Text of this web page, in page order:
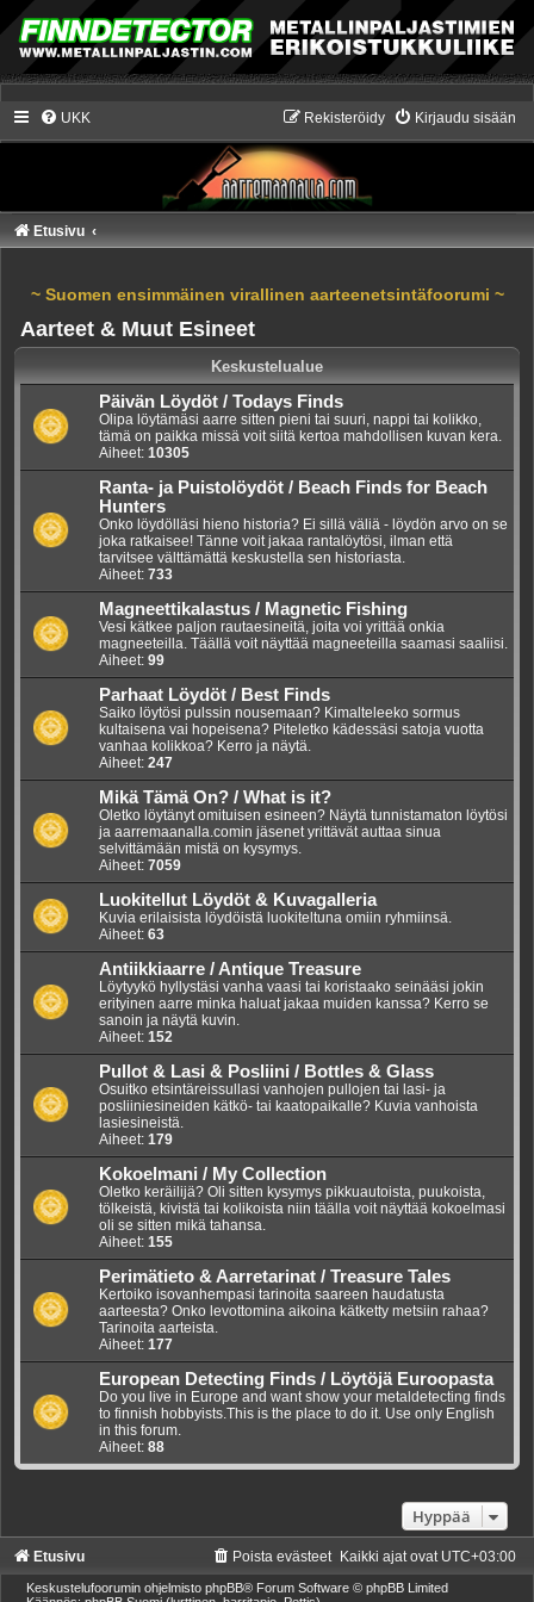
UKK Kirjaudu sisään
Rekisteröidy
Etusivu
~ Suomen ensimmäinen virallinen aarteenetsintäfoorumi ~
Aarteet & Muut Esineet
Keskustelualue
Päivän Löydöt / Todays Finds
Olipa löytämäsi aarre sitten pieni tai suuri, nappi tai kolikko,
tämä on paikka missä voit siitä kertoa mahdollisen kuvan kera.
Aiheet: 10305
Ranta- ja Puistolöydöt / Beach Finds for Beach
Hunters
Onko löydölläsi hieno historia? Ei sillä väliä - löydön arvo on se
joka ratkaisee! Tänne voit jakaa rantalöytösi, ilman että
tarvitsee välttämättä keskustella sen historiasta.
Aiheet: 733
Magneettikalastus / Magnetic Fishing
Vesi kätkee paljon rautaesineitä, joita voi yrittää onkia
magneeteilla. Täällä voit näyttää magneeteilla saamasi saaliisi.
Aiheet: 99
Parhaat Löydöt / Best Finds
Saiko löytösi pulssin nousemaan? Kimalteleeko sormus
kultaisena vai hopeisena? Piteletko kädessäsi satoja vuotta
vanhaa kolikkoa? Kerro ja näytä.
Aiheet: 247
Mikä Tämä On? / What is it?
Oletko löytänyt omituisen esineen? Näytä tunnistamaton löytösi
ja aarremaanalla.comin jäsenet yrittävät auttaa sinua
selvittämään mistä on kysymys.
Aiheet: 7059
Luokitellut Löydöt & Kuvagalleria
Kuvia erilaisista löydöistä luokiteltuna omiin ryhmiinsä.
Aiheet: 63
Antiikkiaarre / Antique Treasure
Löytyykö hyllystäsi vanha vaasi tai koristaako seinääsi jokin
erityinen aarre minka haluat jakaa muiden kanssa? Kerro se
sanoin ja näytä kuvin.
Aiheet: 152
Pullot & Lasi & Posliini / Bottles & Glass
Osuitko etsintäreissullasi vanhojen pullojen tai lasi- ja
posliiniesineiden kätkö- tai kaatopaikalle? Kuvia vanhoista
lasiesineistä.
Aiheet: 179
Kokoelmani / My Collection
Oletko keräilijä? Oli sitten kysymys pikkuautoista, puukoista,
tölkeistä, kivistä tai kolikoista niin täälla voit näyttää kokoelmasi
oli se sitten mikä tahansa.
Aiheet: 155
Perimätieto & Aarretarinat / Treasure Tales
Kertoiko isovanhempasi tarinoita saareen haudatusta
aarteesta? Onko levottomina aikoina kätketty metsiin rahaa?
Tarinoita aarteista.
Aiheet: 177
European Detecting Finds / Löytöjä Euroopasta
Do you live in Europe and want show your metaldetecting finds
to finnish hobbyists.This is the place to do it. Use only English
in this forum.
Aiheet: 88
Hyppää
Etusivu Kaikki ajat ovat UTC+03:00
Poista evästeet
Keskustelufoorumin ohjelmisto phpBB® Forum Software © phpBB Limited